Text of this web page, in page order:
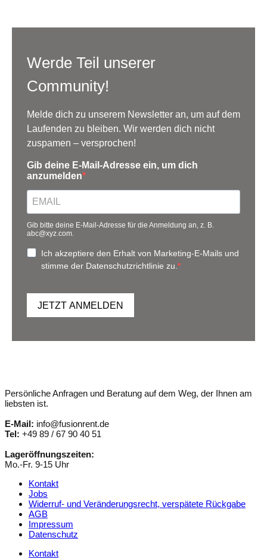
Werde Teil unserer
Community!
Melde dich zu unserem Newsletter an, um auf dem
Laufenden zu bleiben. Wir werden dich nicht
zuspamen – versprochen!
Gib deine E-Mail-Adresse ein, um dich
anzumelden
Gib bitte deine E-Mail-Adresse für die Anmeldung an, z. B.
abc@xyz.com.
Ich akzeptiere den Erhalt von Marketing-E-Mails und
stimme der Datenschutzrichtlinie zu.
JETZT ANMELDEN
Persönliche Anfragen und Beratung auf dem Weg, der Ihnen am
liebsten ist.
E-Mail: info@fusionrent.de
Tel: +49 89 / 67 90 40 51
Lageröffnungszeiten:
Mo.-Fr. 9-15 Uhr
Kontakt
Jobs
Widerruf- und Veränderungsrecht, verspätete Rückgabe
AGB
Impressum
Datenschutz
Kontakt